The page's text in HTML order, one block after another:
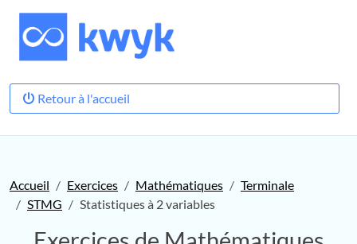
Retour à l'accueil
Accueil Exercices Mathématiques
Terminale
STMG
Statistiques à 2 variables